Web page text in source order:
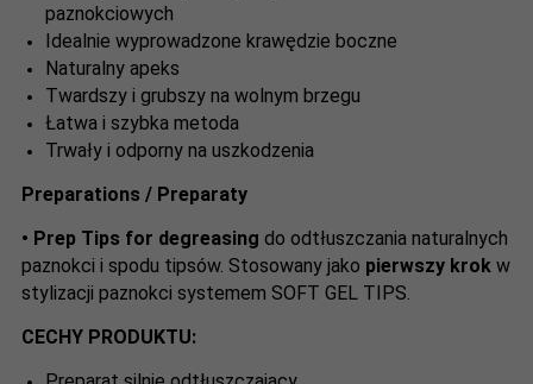
paznokciowych
Idealnie wyprowadzone krawędzie boczne
Naturalny apeks
Twardszy i grubszy na wolnym brzegu
Łatwa i szybka metoda
Trwały i odporny na uszkodzenia
Preparations / Preparaty
• Prep Tips for degreasing do odtłuszczania naturalnych
paznokci i spodu tipsów. Stosowany jako pierwszy krok w
stylizacji paznokci systemem SOFT GEL TIPS.
CECHY PRODUKTU: